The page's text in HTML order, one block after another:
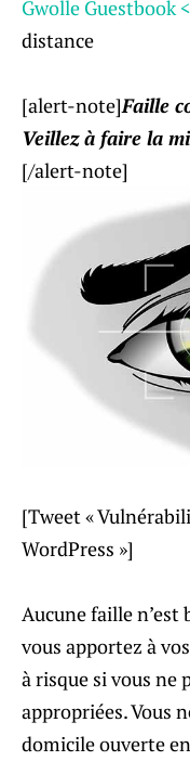
Gwolle Guestbook
distance
[alert-note]Faille
Veillez à faire la
[/alert-note]
[Tweet «
WordPress »]
Aucune faille n’est
vous apportez à
à risque si vous ne
appropriées. Vous
domicile ouverte